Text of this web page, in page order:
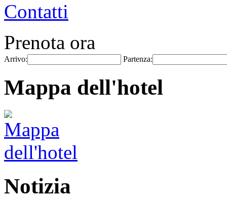
Contatti
Prenota ora
Arrivo: Partenza:
Mappa dell'hotel
Notizia